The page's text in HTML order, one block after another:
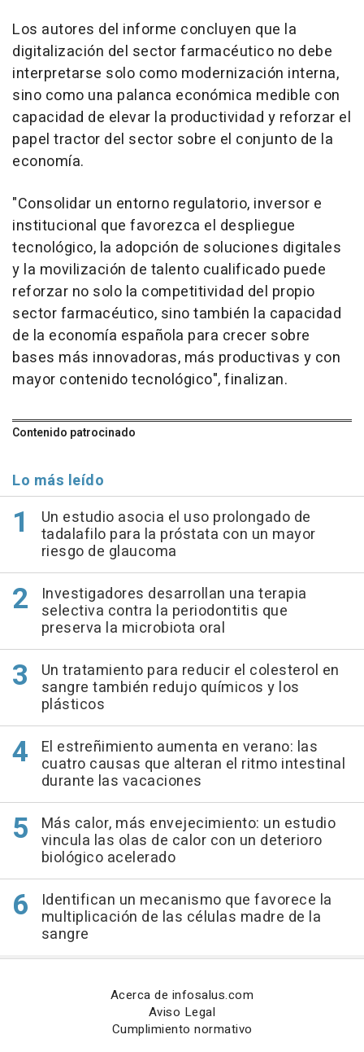
Los autores del informe concluyen que la
digitalización del sector farmacéutico no debe
interpretarse solo como modernización interna,
sino como una palanca económica medible con
capacidad de elevar la productividad y reforzar el
papel tractor del sector sobre el conjunto de la
economía.
"Consolidar un entorno regulatorio, inversor e
institucional que favorezca el despliegue
tecnológico, la adopción de soluciones digitales
y la movilización de talento cualificado puede
reforzar no solo la competitividad del propio
sector farmacéutico, sino también la capacidad
de la economía española para crecer sobre
bases más innovadoras, más productivas y con
mayor contenido tecnológico", finalizan.
Contenido patrocinado
Lo más leído
Un estudio asocia el uso prolongado de
tadalafilo para la próstata con un mayor
riesgo de glaucoma
Investigadores desarrollan una terapia
selectiva contra la periodontitis que
preserva la microbiota oral
Un tratamiento para reducir el colesterol en
sangre también redujo químicos y los
plásticos
El estreñimiento aumenta en verano: las
cuatro causas que alteran el ritmo intestinal
durante las vacaciones
Más calor, más envejecimiento: un estudio
vincula las olas de calor con un deterioro
biológico acelerado
Identifican un mecanismo que favorece la
multiplicación de las células madre de la
sangre
Acerca de infosalus.com
Aviso Legal
Cumplimiento normativo